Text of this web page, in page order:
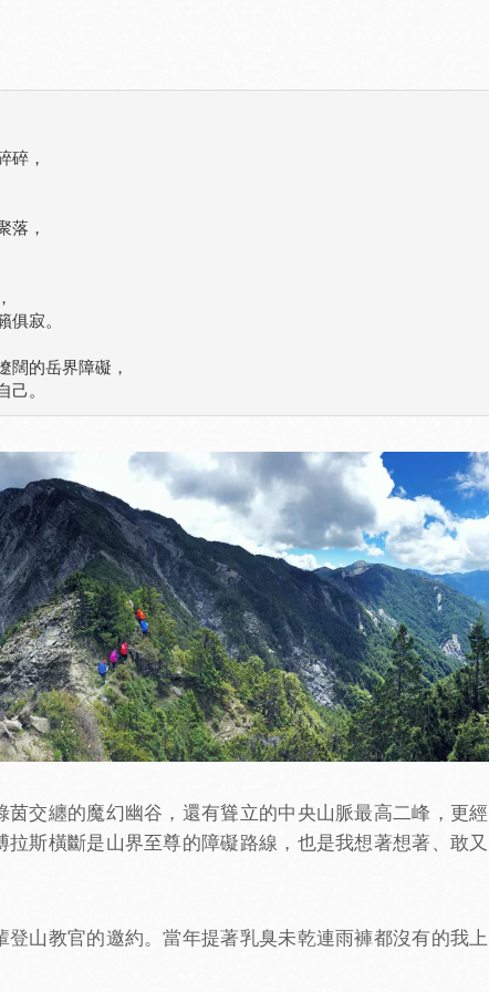
碎，
落，
俱寂。
闊的岳界障礙，
己。
交纏的魔幻幽谷，還有聳立的中央山脈最高二峰，更經
斯橫斷是山界至尊的障礙路線，也是我想著想著、敢又
山教官的邀約。當年提著乳臭未乾連雨褲都沒有的我上